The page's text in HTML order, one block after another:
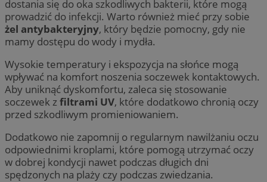
dostania się do oka szkodliwych bakterii, które mogą
prowadzić do infekcji. Warto również mieć przy sobie
żel antybakteryjny, który będzie pomocny, gdy nie
mamy dostępu do wody i mydła.
Wysokie temperatury i ekspozycja na słońce mogą
wpływać na komfort noszenia soczewek kontaktowych.
Aby uniknąć dyskomfortu, zaleca się stosowanie
soczewek zfiltrami UV, które dodatkowo chronią oczy
przed szkodliwym promieniowaniem.
Dodatkowo nie zapomnij o regularnym nawilżaniu oczu
odpowiednimi kroplami, które pomogą utrzymać oczy
w dobrej kondycji nawet podczas długich dni
spędzonych na plaży czy podczas zwiedzania.